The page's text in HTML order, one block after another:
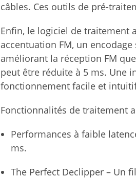
câbles. Ces outils de pré-
Enfin, le logiciel de traitement
accentuation FM, un
améliorant la réception FM
peut être réduite à 5 ms. Une
fonctionnement facile et
Fonctionnalités de traitement
Performances à faible
ms.
The Perfect Declipper – Un